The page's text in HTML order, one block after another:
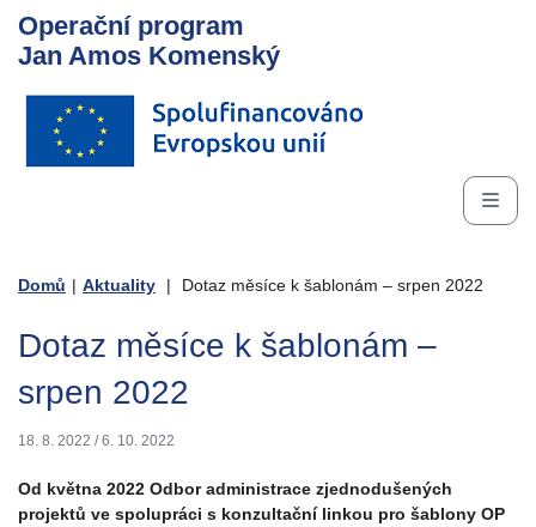
Operační program
Jan Amos Komenský
Domů | Aktuality | Dotaz měsíce k šablonám – srpen 2022
Dotaz měsíce k šablonám –
srpen 2022
18. 8. 2022 / 6. 10. 2022
Od května 2022 Odbor administrace zjednodušených
projektů ve spolupráci s konzultační linkou pro šablony OP